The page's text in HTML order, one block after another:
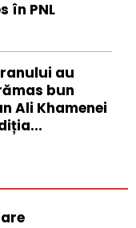
în PNL
au
bun
Ali Khamenei